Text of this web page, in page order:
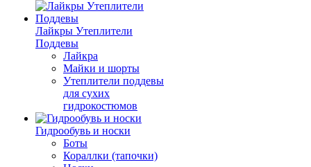
Лайкры Утеплители
Поддевы
Лайкра
Майки и шорты
Утеплители поддевы
для сухих
гидрокостюмов
Гидрообувь и носки
Боты
Кораллки (тапочки)